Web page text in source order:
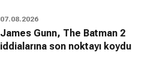
07.08.2026
James Gunn, The Batman 2
iddialarına son noktayı koydu